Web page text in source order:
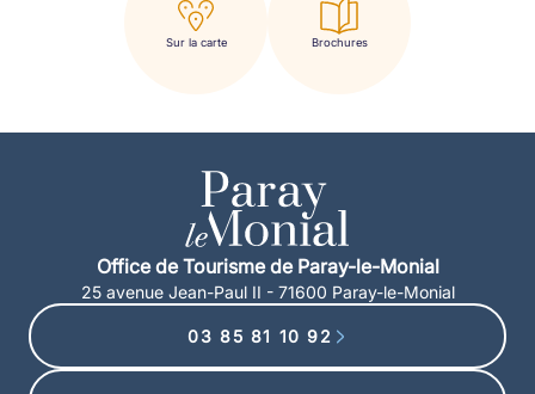
Sur la carte Brochures
Office de Tourisme de Paray-le-Monial
25 avenue Jean-Paul II - 71600 Paray-le-Monial
03 85 81 10 92